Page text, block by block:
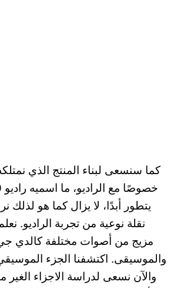
كما سنسعى لبناء المنتج الذي
يتطور أبدًا، لا يزال كما هو
نقلة نوعية من تجربة الراديو.
مزيج من أصوات مختلفة كالدي
والموسيقى. اكتشفنا الجزء
والآن نسعى لدراسة الاجزاء الغير